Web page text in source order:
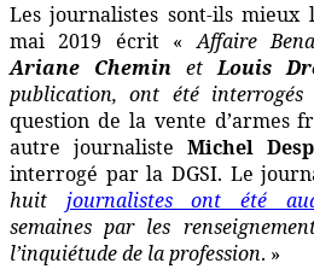
Les journalistes sont-ils
mai 2019 écrit «Affaire
Ariane Chemin etLouis
publication, ont été
question de la vente d’armes
autre journaliste Michel
interrogé par la DGSI. Le
huit journalistes ont été
semaines par les
l’inquiétude de la profession. »